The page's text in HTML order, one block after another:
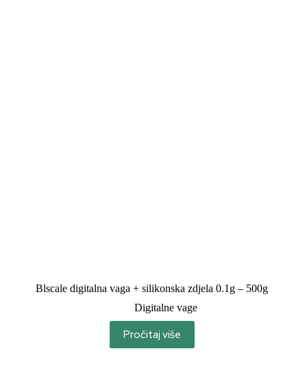
Blscale digitalna vaga + silikonska zdjela 0.1g – 500g
Digitalne vage
Pročitaj više